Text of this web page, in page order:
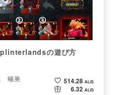
の遊び方
蟻巣
514.28 ALIS
6.32 ALIS